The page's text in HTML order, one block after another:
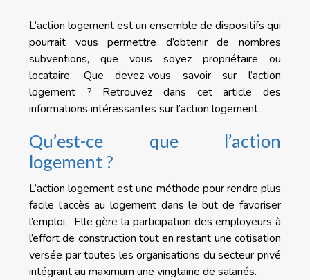
L’action logement est un ensemble de dispositifs qui
pourrait vous permettre d’obtenir de nombres
subventions, que vous soyez propriétaire ou
locataire. Que devez-vous savoir sur l’action
logement ? Retrouvez dans cet article des
informations intéressantes sur l’action logement.
Qu’est-ce que l’action
logement ?
L’action logement est une méthode pour rendre plus
facile l’accès au logement dans le but de favoriser
l’emploi. Elle gère la participation des employeurs à
l’effort de construction tout en restant une cotisation
versée par toutes les organisations du secteur privé
intégrant au maximum une vingtaine de salariés.